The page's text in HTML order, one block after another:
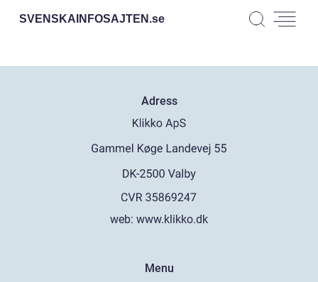
SVENSKAINFOSAJTEN.se
Adress
web: www.klikko.dk
Menu